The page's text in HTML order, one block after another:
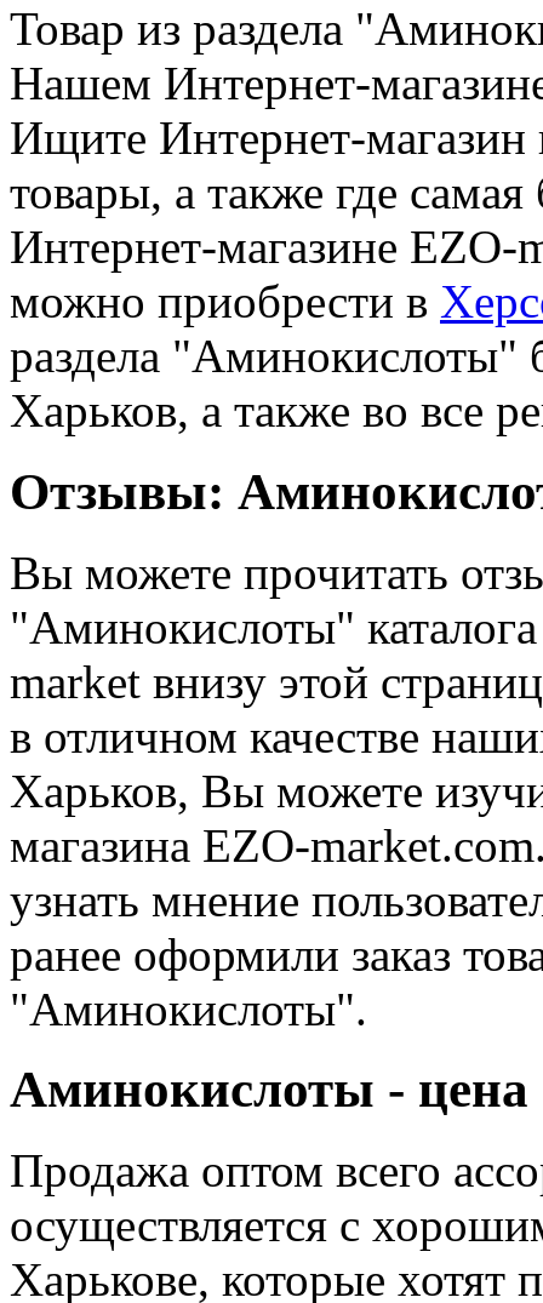
Товар из раздела
Нашем Интернет-
Ищите Интернет-магазин
товары, а также где
Интернет-магазине EZO-
можно приобрести в
раздела "Аминокислоты"
Харьков, а также во все
Отзывы:
Вы можете прочитать
"Аминокислоты"
market внизу этой
в отличном качестве
Харьков, Вы можете
магазина EZO-
узнать мнение
ранее оформили заказ
"Аминокислоты".
Аминокислоты - цена
Продажа оптом всего
осуществляется с
Харькове, которые хотят